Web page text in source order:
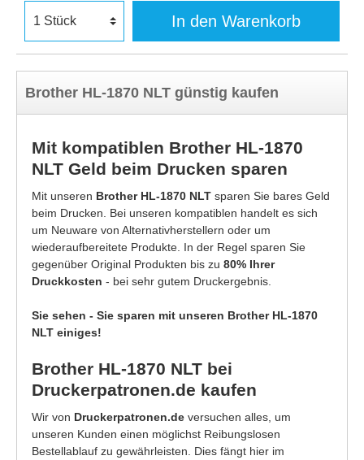
In den Warenkorb
Brother HL-1870 NLT günstig kaufen
Mit kompatiblen Brother HL-1870
NLT Geld beim Drucken sparen
Mit unseren Brother HL-1870 NLT sparen Sie bares Geld
beim Drucken. Bei unseren kompatiblen handelt es sich
um Neuware von Alternativherstellern oder um
wiederaufbereitete Produkte. In der Regel sparen Sie
gegenüber Original Produkten bis zu 80% Ihrer
Druckkosten - bei sehr gutem Druckergebnis.
Sie sehen - Sie sparen mit unseren Brother HL-1870
NLT einiges!
Brother HL-1870 NLT bei
Druckerpatronen.de kaufen
Wir von Druckerpatronen.de versuchen alles, um
unseren Kunden einen möglichst Reibungslosen
Bestellablauf zu gewährleisten. Dies fängt hier im